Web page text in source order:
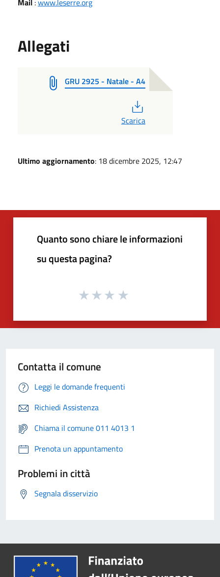
Allegati
GRU 2925 - Natale - A4
Scarica
Ultimo aggiornamento: 18 dicembre 2025, 12:47
Quanto sono chiare le informazioni
su questa pagina?
Contatta il comune
Leggi le domande frequenti
Richiedi Assistenza
Chiama il comune 011 4013 1
Prenota un appuntamento
Problemi in città
Segnala disservizio